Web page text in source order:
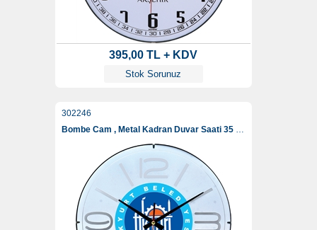
395,00 TL + KDV
Stok Sorunuz
302246
Bombe Cam , Metal Kadran Duvar Saati 35 Cm